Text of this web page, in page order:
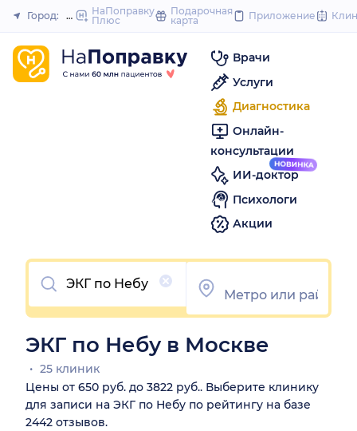
to
Закрыть
Город: МоскваНаПоправку
Плюс
Подарочная
карта
Приложение
Врачи
Услуги
Диагностика
Онлайн-
консультации
ИИ-доктор
Психологи
Акции
Очистить
ЭКГ по Небу в Москве
25 клиник
Цены от 650 руб. до 3822 руб.. Выберите клинику
для записи на ЭКГ по Небу по рейтингу на базе
2442 отзывов.